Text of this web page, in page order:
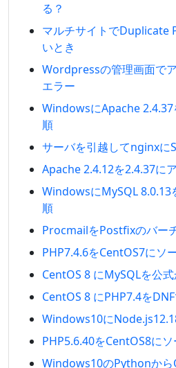
る？
マルチサイトでDuplicate
いとき
Wordpressの管理画面で
エラー
WindowsにApache
順
サーバを引越してnginxに
Apache 2.4.12を2.4.37に
WindowsにMySQL 8.0.13
順
ProcmailをPostfixのバー
PHP7.4.6をCentOS7にソ
CentOS 8 にMySQLを公
CentOS 8 にPHP7.4を
Windows10に
PHP5.6.40をCentOS8に
Windows10のPythonか